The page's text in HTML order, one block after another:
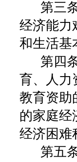
第三
经济能力
和生活基
第四
育、人力
教育资助
的家庭经
经济困难
第五